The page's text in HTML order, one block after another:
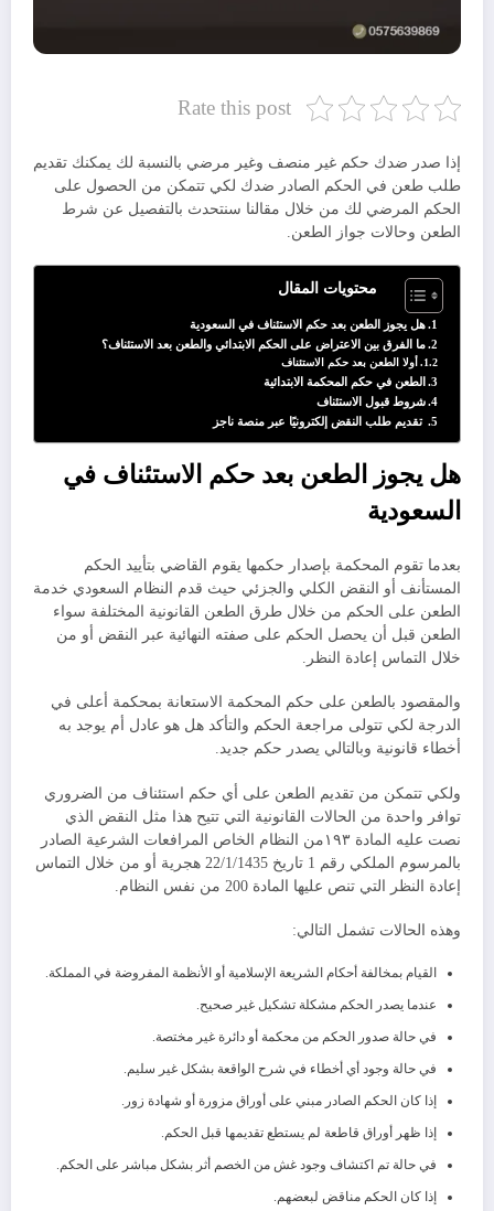
Rate this post
إذا صدر ضدك حكم غير منصف وغير مرضي بالنسبة لك يمكنك تقديم
طلب طعن في الحكم الصادر ضدك لكي تتمكن من الحصول على
الحكم المرضي لك من خلال مقالنا سنتحدث بالتفصيل عن شرط
الطعن وحالات جواز الطعن.
محتويات المقال
هل يجوز الطعن بعد حكم الاستئناف في السعودية
ما الفرق بين الاعتراض على الحكم الابتدائي والطعن بعد الاستئناف؟
أولا الطعن بعد حكم الاستئناف
الطعن في حكم المحكمة الابتدائية
شروط قبول الاستئناف
تقديم طلب النقض إلكترونيًا عبر منصة ناجز
هل يجوز الطعن بعد حكم الاستئناف في
السعودية
بعدما تقوم المحكمة بإصدار حكمها يقوم القاضي بتأييد الحكم
المستأنف أو النقض الكلي والجزئي حيث قدم النظام السعودي خدمة
الطعن على الحكم من خلال طرق الطعن القانونية المختلفة سواء
الطعن قبل أن يحصل الحكم على صفته النهائية عبر النقض أو من
خلال التماس إعادة النظر.
والمقصود بالطعن على حكم المحكمة الاستعانة بمحكمة أعلى في
الدرجة لكي تتولى مراجعة الحكم والتأكد هل هو عادل أم يوجد به
أخطاء قانونية وبالتالي يصدر حكم جديد.
ولكي تتمكن من تقديم الطعن على أي حكم استئناف من الضروري
توافر واحدة من الحالات القانونية التي تتيح هذا مثل النقض الذي
نصت عليه المادة ١٩٣من النظام الخاص المرافعات الشرعية الصادر
بالمرسوم الملكي رقم 1 تاريخ 22/1/1435 هجرية أو من خلال التماس
إعادة النظر التي تنص عليها المادة 200 من نفس النظام.
وهذه الحالات تشمل التالي:
القيام بمخالفة أحكام الشريعة الإسلامية أو الأنظمة المفروضة في المملكة.
عندما يصدر الحكم مشكلة تشكيل غير صحيح.
في حالة صدور الحكم من محكمة أو دائرة غير مختصة.
في حالة وجود أي أخطاء في شرح الواقعة بشكل غير سليم.
إذا كان الحكم الصادر مبني على أوراق مزورة أو شهادة زور.
إذا ظهر أوراق قاطعة لم يستطع تقديمها قبل الحكم.
في حالة تم اكتشاف وجود غش من الخصم أثر بشكل مباشر على الحكم.
إذا كان الحكم مناقض لبعضهم.